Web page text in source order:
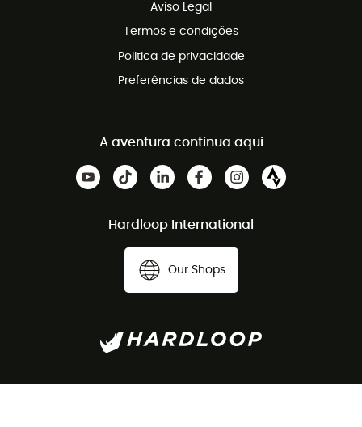
Aviso Legal
Termos e condições
Politica de privacidade
Preferências de dados
A aventura continua aqui
Hardloop International
Our Shops